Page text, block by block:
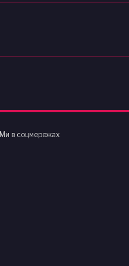
Ми в соцмережах